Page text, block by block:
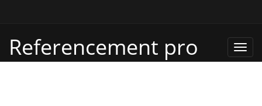
Pro,
Referencement pro